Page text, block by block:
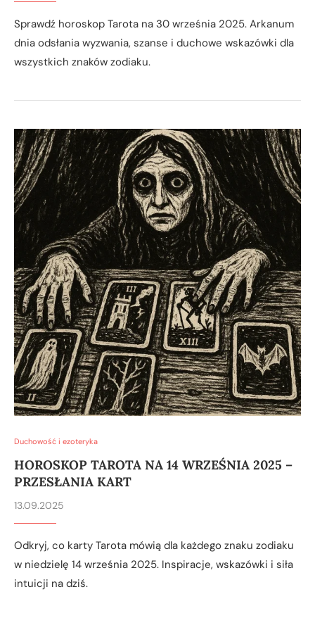
Sprawdź horoskop Tarota na 30 września 2025. Arkanum
dnia odsłania wyzwania, szanse i duchowe wskazówki dla
wszystkich znaków zodiaku.
Duchowość i ezoteryka
HOROSKOP TAROTA NA 14 WRZEŚNIA 2025 –
PRZESŁANIA KART
13.09.2025
Odkryj, co karty Tarota mówią dla każdego znaku zodiaku
w niedzielę 14 września 2025. Inspiracje, wskazówki i siła
intuicji na dziś.